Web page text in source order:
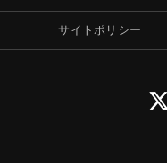
サイトポリシー